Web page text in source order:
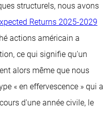
structurels, nous avons
Returns 2025-2029
actions américain a
ce qui signifie qu'un
alors même que nous
« en effervescence » qui a
d'une année civile, le